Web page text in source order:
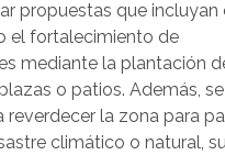
propuestas que incluyan
el fortalecimiento de
mediante la plantación
o patios. Además, se
reverdecer la zona para
climático o natural,